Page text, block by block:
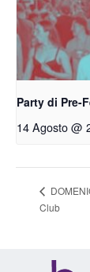
Party di Pre-
14 Agosto @
Club